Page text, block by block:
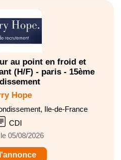
au point en froid et
(H/F) - paris - 15ème
Hope
Ile-de-France
CDI
05/08/2026